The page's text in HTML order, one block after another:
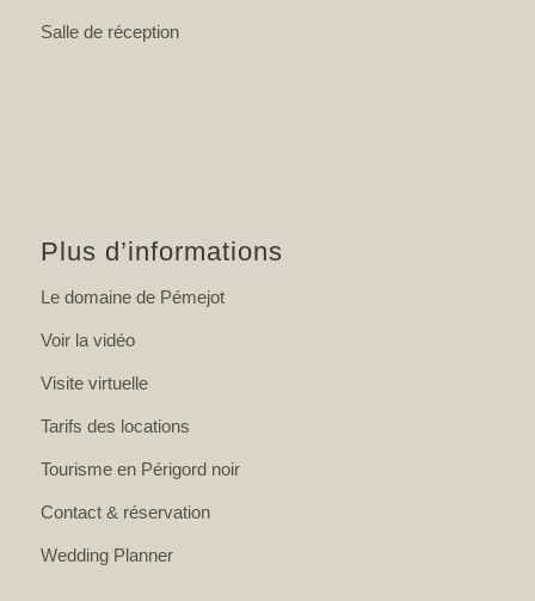
Salle de réception
Plus d’informations
Le domaine de Pémejot
Voir la vidéo
Visite virtuelle
Tarifs des locations
Tourisme en Périgord noir
Contact & réservation
Wedding Planner